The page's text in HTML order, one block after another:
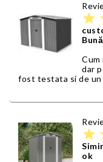
star
Cum
dar
fost testata si de
star
ok